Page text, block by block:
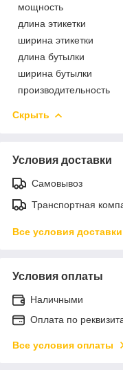
мощность
длина этикетки
ширина этикетки
длина бутылки
ширина бутылки
производительность
Скрыть
Условия доставки
Самовывоз
Транспортная
Все условия доставки
Условия оплаты
Наличными
Оплата по
Все условия оплаты